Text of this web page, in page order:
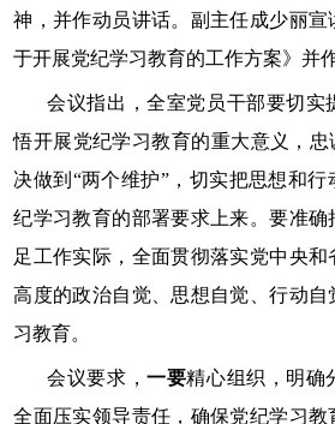
神，并作动员讲话。副主任成少丽
于开展党纪学习教育的工作方案》并
会议指出，全室党员干部要切实
悟开展党纪学习教育的重大意义，忠
决做到“两个维护”，切实把思想和
纪学习教育的部署要求上来。要准
足工作实际，全面贯彻落实党中央
高度的政治自觉、思想自觉、行动
习教育。
会议要求，一要精心组织，明确
全面压实领导责任，确保党纪学习